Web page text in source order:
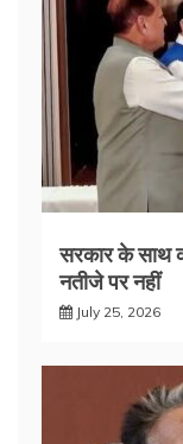
सरकार के साथ
नतीजे पर नहीं
July 25, 2026